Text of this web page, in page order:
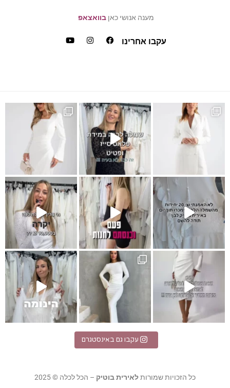
מענה אנושי כאןבוואצאפ
עקבו אחרינו
של פלאס סייז / מיד סכמה ביקשתן שהשמלה הזאת תחזו
לבנה?! אירית בוט
מקסי לבנהאלגנטית
עקבו גם באינסטגרם
כל הזכויות שמורותלאירית בוטיק – הכל לכלה © 2025